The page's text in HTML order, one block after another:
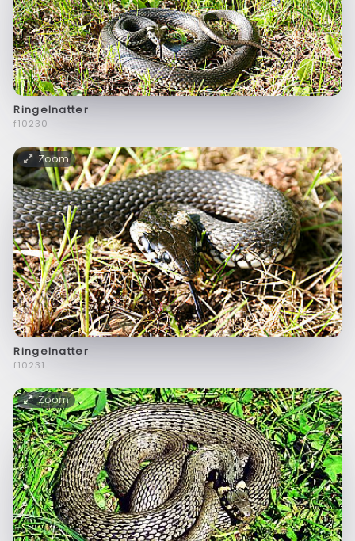
Ringelnatter
f10230
Zoom
Ringelnatter
f10231
Zoom